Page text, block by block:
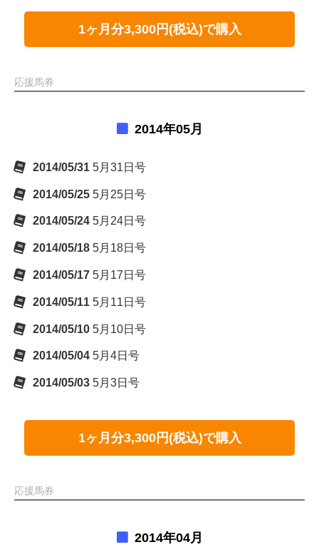
1ヶ月分3,300円(税込)で購入
応援馬券
2014年05月
2014/05/31 5月31日号
2014/05/25 5月25日号
2014/05/24 5月24日号
2014/05/18 5月18日号
2014/05/17 5月17日号
2014/05/11 5月11日号
2014/05/10 5月10日号
2014/05/04 5月4日号
2014/05/03 5月3日号
1ヶ月分3,300円(税込)で購入
応援馬券
2014年04月